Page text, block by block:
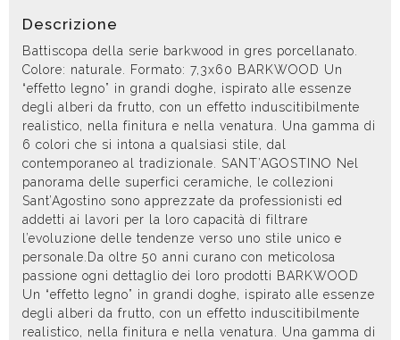
Descrizione
Battiscopa della serie barkwood in gres porcellanato.
Colore: naturale. Formato: 7,3x60 BARKWOOD Un
“effetto legno” in grandi doghe, ispirato alle essenze
degli alberi da frutto, con un effetto induscitibilmente
realistico, nella finitura e nella venatura. Una gamma di
6 colori che si intona a qualsiasi stile, dal
contemporaneo al tradizionale. SANT’AGOSTINO Nel
panorama delle superfici ceramiche, le collezioni
Sant’Agostino sono apprezzate da professionisti ed
addetti ai lavori per la loro capacità di filtrare
l’evoluzione delle tendenze verso uno stile unico e
personale.Da oltre 50 anni curano con meticolosa
passione ogni dettaglio dei loro prodotti BARKWOOD
Un “effetto legno” in grandi doghe, ispirato alle essenze
degli alberi da frutto, con un effetto induscitibilmente
realistico, nella finitura e nella venatura. Una gamma di